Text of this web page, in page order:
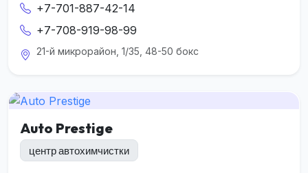
+7-701-887-42-14
+7-708-919-98-99
21-й микрорайон, 1/35, 48-50 бокс
Auto Prestige
центр автохимчистки